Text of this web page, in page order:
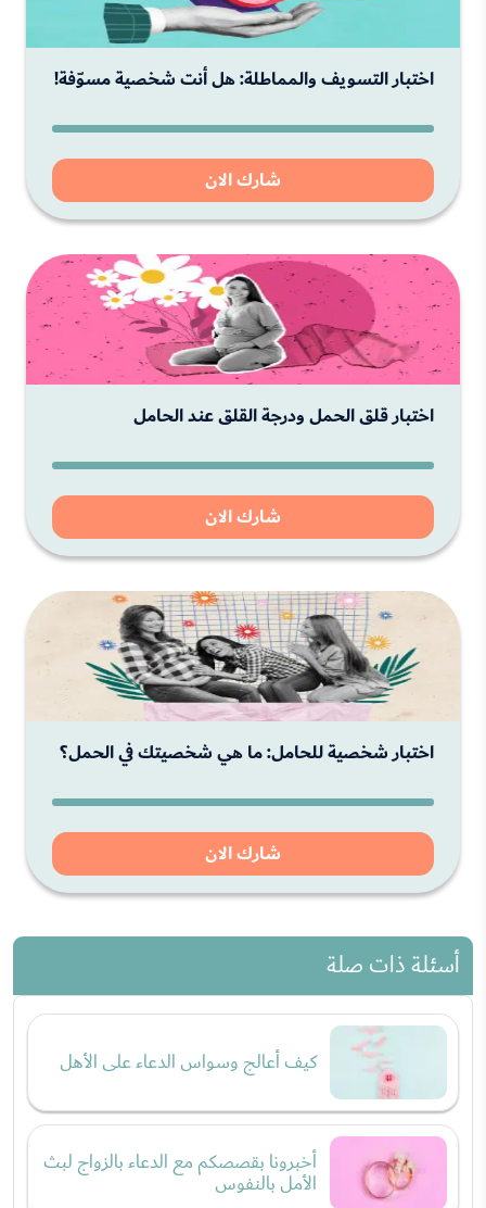
اختبار التسويف والمماطلة: هل أنت شخصية مسوّفة!
شارك الان
اختبار قلق الحمل ودرجة القلق عند الحامل
شارك الان
اختبار شخصية للحامل: ما هي شخصيتك في الحمل؟
شارك الان
أسئلة ذات صلة
كيف أعالج وسواس الدعاء على الأهل
أخبرونا بقصصكم مع الدعاء بالزواج لبث
الأمل بالنفوس